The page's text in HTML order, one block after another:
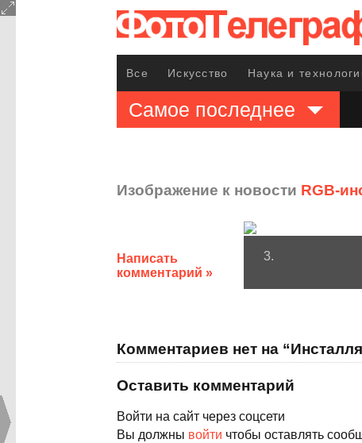
Все Искусство Наука и
Самое последнее
Изображение к новости RGB-
Написать
комментарий »
3.
Комментариев нет на
Оставить комментарий
Войти на сайт через соцсети
Вы должны войти чтобы оставлять